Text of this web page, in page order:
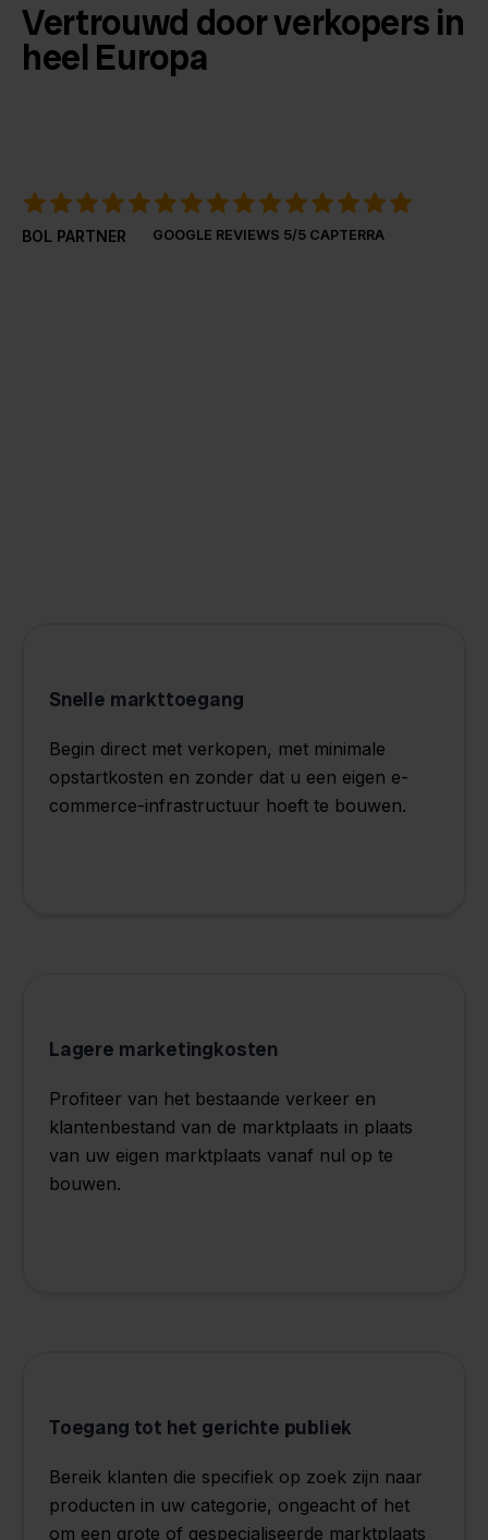
Vertrouwd door verkopers in
heel Europa
BOL PARTNER GOOGLE REVIEWS 5/5 CAPTERRA
Snelle markttoegang
Begin direct met verkopen, met minimale
opstartkosten en zonder dat u een eigen e-
commerce-infrastructuur hoeft te bouwen.
Lagere marketingkosten
Profiteer van het bestaande verkeer en
klantenbestand van de marktplaats in plaats
van uw eigen marktplaats vanaf nul op te
bouwen.
Toegang tot het gerichte publiek
Bereik klanten die specifiek op zoek zijn naar
producten in uw categorie, ongeacht of het
om een ​​grote of gespecialiseerde marktplaats